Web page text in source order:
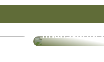
revolution